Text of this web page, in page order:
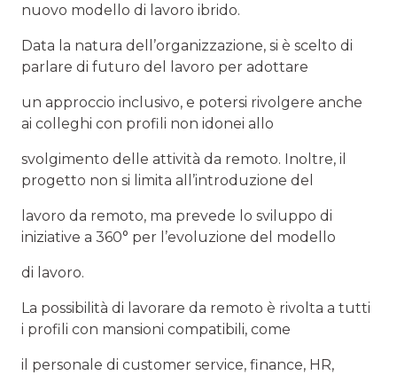
nuovo modello di lavoro ibrido.
Data la natura dell’organizzazione, si è scelto di
parlare di futuro del lavoro per adottare
un approccio inclusivo, e potersi rivolgere anche
ai colleghi con profili non idonei allo
svolgimento delle attività da remoto. Inoltre, il
progetto non si limita all’introduzione del
lavoro da remoto, ma prevede lo sviluppo di
iniziative a 360° per l’evoluzione del modello
di lavoro.
La possibilità di lavorare da remoto è rivolta a tutti
i profili con mansioni compatibili, come
il personale di customer service, finance, HR,